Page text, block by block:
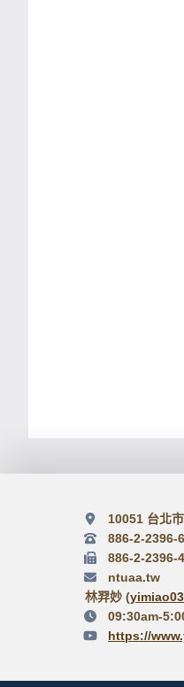
10051 台北
886-2-2396-
886-2-2396-
ntuaa.tw
林羿妙 (
09:30am-
https://